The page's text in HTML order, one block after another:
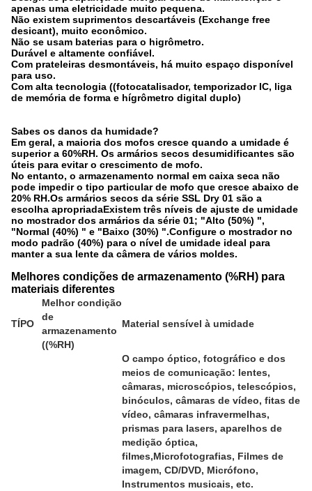
apenas uma eletricidade muito pequena.
Não existem suprimentos descartáveis (Exchange free
desicant), muito econômico.
Não se usam baterias para o higrômetro.
Durável e altamente confiável.
Com prateleiras desmontáveis, há muito espaço disponível
para uso.
Com alta tecnologia ((fotocatalisador, temporizador IC, liga
de memória de forma e hígrômetro digital duplo)
Sabes os danos da humidade?
Em geral, a maioria dos mofos cresce quando a umidade é
superior a 60%RH. Os armários secos desumidificantes são
úteis para evitar o crescimento de mofo.
No entanto, o armazenamento normal em caixa seca não
pode impedir o tipo particular de mofo que cresce abaixo de
20% RH.Os armários secos da série SSL Dry 01 são a
escolha apropriadaExistem três níveis de ajuste de umidade
no mostrador dos armários da série 01; "Alto (50%) ",
"Normal (40%) " e "Baixo (30%) ".Configure o mostrador no
modo padrão (40%) para o nível de umidade ideal para
manter a sua lente da câmera de vários moldes.
Melhores condições de armazenamento (%RH) para
materiais diferentes
TÍPO
Melhor condição
de
armazenamento
((%RH)
Material sensível à umidade
O campo óptico, fotográfico e dos
meios de comunicação: lentes,
câmaras, microscópios, telescópios,
binóculos, câmaras de vídeo, fitas de
vídeo, câmaras infravermelhas,
prismas para lasers, aparelhos de
medição óptica,
filmes,Microfotografias, Filmes de
imagem, CD/DVD, Micrófono,
Instrumentos musicais, etc.